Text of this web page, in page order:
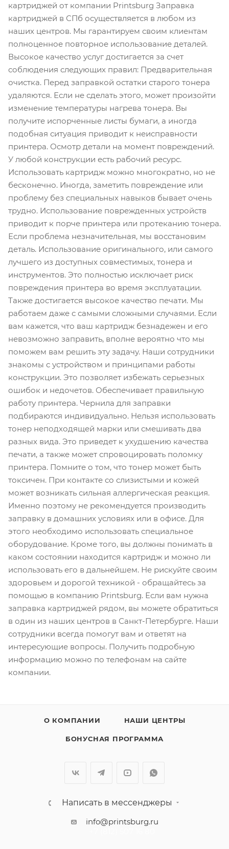
картриджей от компании Printsburg Заправка
картриджей в СПб осуществляется в любом из
наших центров. Мы гарантируем своим клиентам
полноценное повторное использование деталей.
Высокое качество услуг достигается за счет
соблюдения следующих правил: Предварительная
очистка. Перед заправкой остатки старого тонера
удаляются. Если не сделать этого, может произойти
изменение температуры нагрева тонера. Вы
получите испорченные листы бумаги, а иногда
подобная ситуация приводит к неисправности
принтера. Осмотр детали на момент повреждений.
У любой конструкции есть рабочий ресурс.
Использовать картридж можно многократно, но не
бесконечно. Иногда, заметить повреждение или
проблему без специальных навыков бывает очень
трудно. Использование поврежденных устройств
приводит к порче принтера или протеканию тонера.
Если проблема незначительная, мы восстановим
деталь. Использование оригинального, или самого
лучшего из доступных совместимых, тонера и
инструментов. Это полностью исключает риск
повреждения принтера во время эксплуатации.
Также достигается высокое качество печати. Мы
работаем даже с самыми сложными случаями. Если
вам кажется, что ваш картридж безнадежен и его
невозможно заправить, вполне вероятно что мы
поможем вам решить эту задачу. Наши сотрудники
знакомы с устройством и принципами работы
конструкции. Это позволяет избежать серьезных
ошибок и недочетов. Обеспечивает правильную
работу принтера. Чернила для заправки
подбираются индивидуально. Нельзя использовать
тонер неподходящей марки или смешивать два
разных вида. Это приведет к ухудшению качества
печати, а также может спровоцировать поломку
принтера. Помните о том, что тонер может быть
токсичен. При контакте со слизистыми и кожей
может возникать сильная аллергическая реакция.
Именно поэтому не рекомендуется производить
заправку в домашних условиях или в офисе. Для
этого необходимо использовать специальное
оборудование. Кроме того, вы должны понимать в
каком состоянии находится картридж и можно ли
использовать его в дальнейшем. Не рискуйте своим
здоровьем и дорогой техникой - обращайтесь за
помощью в компанию Printsburg. Если вам нужна
заправка картриджей рядом, вы можете обратиться
в один из наших центров в Санкт-Петербурге. Наши
сотрудники всегда помогут вам и ответят на
интересующие вопросы. Получить подробную
информацию можно по телефонам на сайте
компании.
О КОМПАНИИ НАШИ ЦЕНТРЫ
БОНУСНАЯ ПРОГРАММА
Написать в мессенджеры
info@printsburg.ru